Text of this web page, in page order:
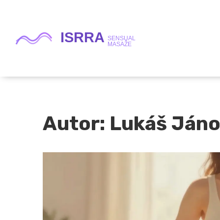
Autor: Lukáš